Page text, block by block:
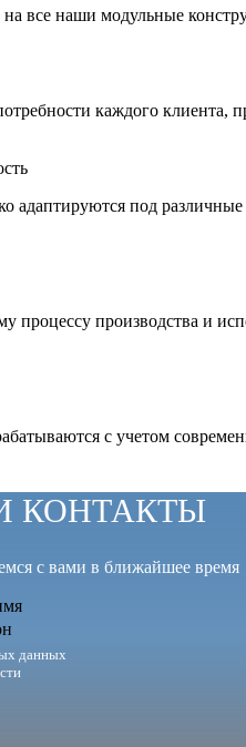
все наши модульные
каждого клиента,
адаптируются под
процессу производства и
с учетом
КОНТАКТЫ
с вами в ближайшее время
данных